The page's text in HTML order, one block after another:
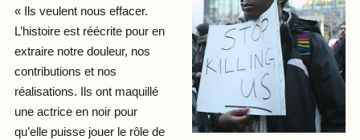
« Ils veulent nous effacer.
L’histoire est réécrite pour en
extraire notre douleur, nos
contributions et nos
réalisations. Ils ont maquillé
une actrice en noir pour
qu’elle puisse jouer le rôle de